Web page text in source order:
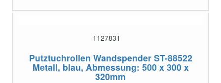
1127831
Putztuchrollen Wandspender ST-88522
Metall, blau, Abmessung: 500 x 300 x
320mm